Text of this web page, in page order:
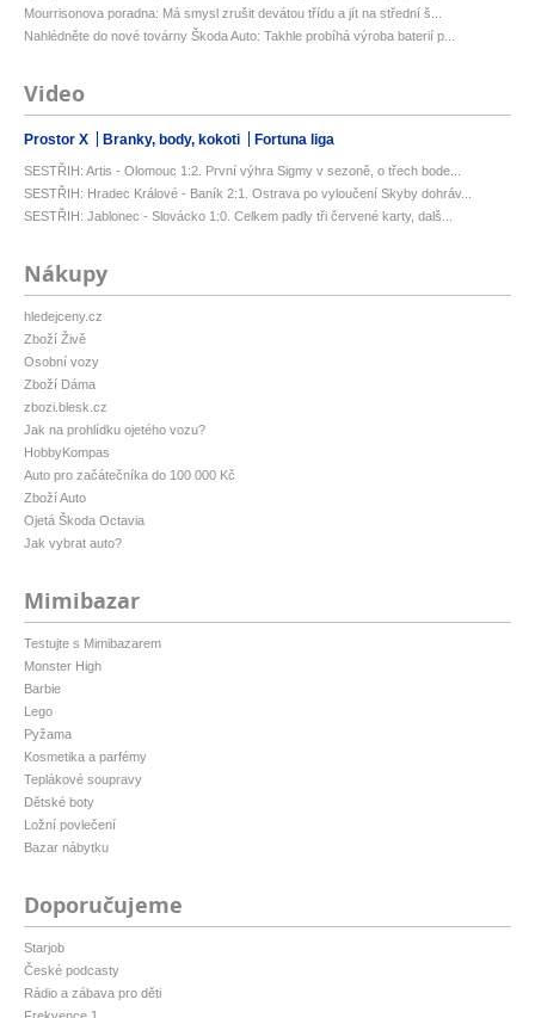
Mourrisonova poradna: Má smysl zrušit devátou třídu a jít na střední š...
Nahlédněte do nové továrny Škoda Auto: Takhle probíhá výroba baterií p...
Video
Prostor X Branky, body, kokoti Fortuna liga
SESTŘIH: Artis - Olomouc 1:2. První výhra Sigmy v sezoně, o třech bode...
SESTŘIH: Hradec Králové - Baník 2:1. Ostrava po vyloučení Skyby dohráv...
SESTŘIH: Jablonec - Slovácko 1:0. Celkem padly tři červené karty, dalš...
Nákupy
hledejceny.cz
Zboží Živě
Osobní vozy
Zboží Dáma
zbozi.blesk.cz
Jak na prohlídku ojetého vozu?
HobbyKompas
Auto pro začátečníka do 100 000 Kč
Zboží Auto
Ojetá Škoda Octavia
Jak vybrat auto?
Mimibazar
Testujte s Mimibazarem
Monster High
Barbie
Lego
Pyžama
Kosmetika a parfémy
Teplákové soupravy
Dětské boty
Ložní povlečení
Bazar nábytku
Doporučujeme
Starjob
České podcasty
Rádio a zábava pro děti